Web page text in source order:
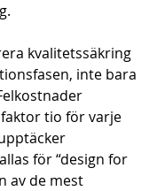
kvalitetssäkring
inte bara
tio för varje
för “design for
av de mest